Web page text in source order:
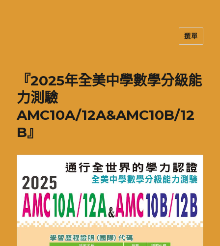
選單
『2025年全美中學數學分級能
力測驗
AMC10A/12A&AMC10B/12
B』